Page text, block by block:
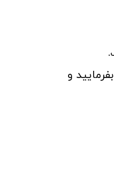
از حساب
و